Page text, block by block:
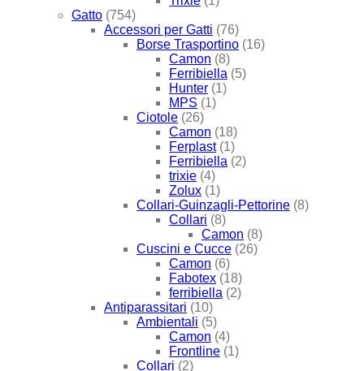
Gatto (754)
Accessori per Gatti (76)
Borse Trasportino (16)
Camon (8)
Ferribiella (5)
Hunter (1)
MPS (1)
Ciotole (26)
Camon (18)
Ferplast (1)
Ferribiella (2)
trixie (4)
Zolux (1)
Collari-Guinzagli-Pettorine (8)
Collari (8)
Camon (8)
Cuscini e Cucce (26)
Camon (6)
Fabotex (18)
ferribiella (2)
Antiparassitari (10)
Ambientali (5)
Camon (4)
Frontline (1)
Collari (2)